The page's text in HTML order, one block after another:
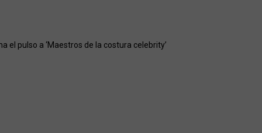
el pulso a ‘Maestros de la costura celebrity’